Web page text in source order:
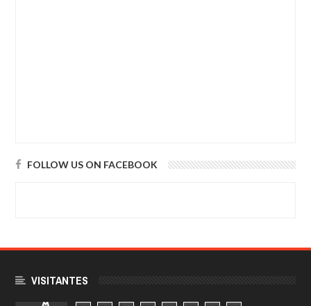
FOLLOW US ON FACEBOOK
VISITANTES